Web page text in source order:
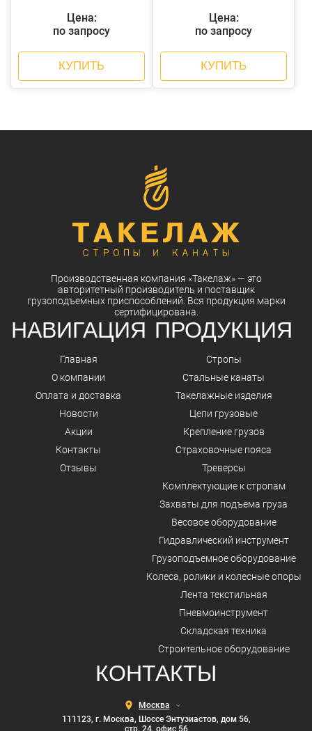
Цена:
по запросу
КУПИТЬ
Цена:
по запросу
КУПИТЬ
Производственная компания «Такелаж»— это
авторитетный производитель и поставщик
грузоподъемных приспособлений. Вся продукция марки
сертифицирована.
НАВИГАЦИЯ
Главная
О компании
Оплата и доставка
Новости
Акции
Контакты
Отзывы
ПРОДУКЦИЯ
Стропы
Стальные канаты
Такелажные изделия
Цепи грузовые
Крепление грузов
Страховочные пояса
Треверсы
Комплектующие к стропам
Захваты для подъема груза
Весовое оборудование
Гидравлический инструмент
Грузоподъемное оборудование
Колеса, ролики и колесные опоры
Лента текстильная
Пневмоинструмент
Складская техника
Строительное оборудование
КОНТАКТЫ
Выберите
город
111123, г. Москва, Шоссе Энтузиастов, дом 56,
стр. 24, офис 56